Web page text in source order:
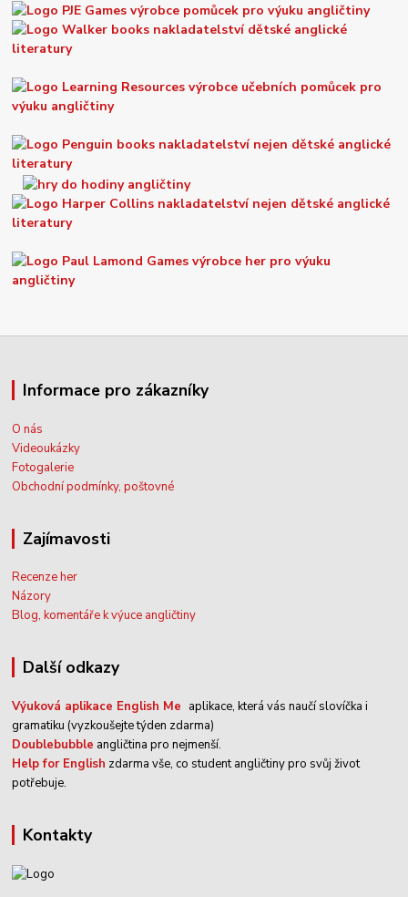
Informace pro zákazníky
O nás
Videoukázky
Fotogalerie
Obchodní podmínky, poštovné
Zajímavosti
Recenze her
Názory
Blog, komentáře k výuce angličtiny
Další odkazy
Výuková aplikace English Me aplikace, která vás naučí slovíčka i
gramatiku (vyzkoušejte týden zdarma)
Doublebubble angličtina pro nejmenší.
Help for English zdarma vše, co student angličtiny pro svůj život
potřebuje.
kontakty